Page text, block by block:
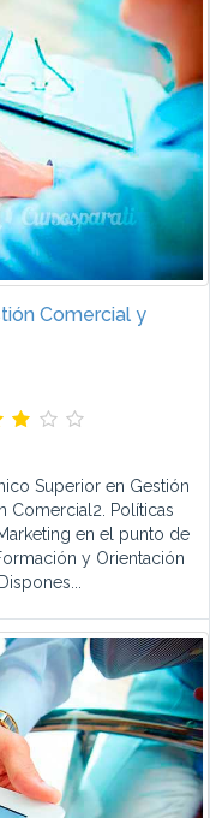
Comercial y
Superior en Gestión
Comercial2. Políticas
en el punto de
y Orientación